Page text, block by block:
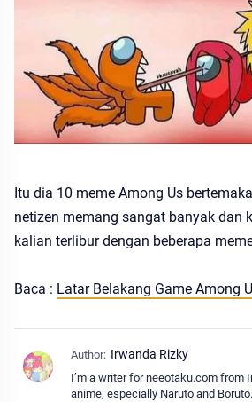
Itu dia 10 meme Among Us
netizen memang sangat banyak dan
kalian terlibur dengan beberapa
Baca : Latar Belakang Game Among
I’m a writer for neeotaku.com from
anime, especially Naruto and